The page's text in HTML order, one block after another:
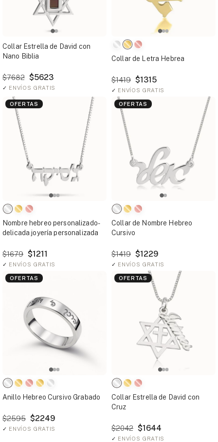
Collar Estrella de David con
Nano Biblia
$7682 $5623
✓ ENVÍOS GRATIS
Collar de Letra Hebrea
$1419 $1315
✓ ENVÍOS GRATIS
OFERTAS
Nombre hebreo personalizado-
delicada joyería personalizada
$1679 $1211
✓ ENVÍOS GRATIS
OFERTAS
Collar de Nombre Hebreo
Cursivo
$1419 $1229
✓ ENVÍOS GRATIS
OFERTAS
Anillo Hebreo Cursivo Grabado
$2595 $2249
✓ ENVÍOS GRATIS
OFERTAS
Collar Estrella de David con
Cruz
$2042 $1644
✓ ENVÍOS GRATIS